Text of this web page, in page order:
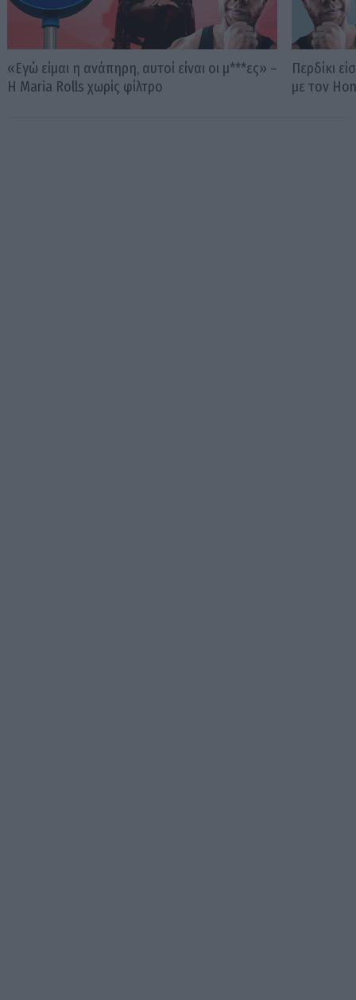
«Εγώ είμαι η ανάπηρη, αυτοί είναι οι μ***ες» –
Η Maria Rolls χωρίς φίλτρο
Περδίκι
με τον